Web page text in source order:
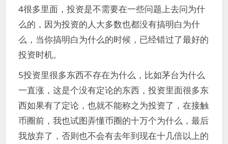
4很多里面，投资是不需要在一些问题上去问为什
么的，因为投资的人大多数也都没有搞明白为什
么，当你搞明白为什么的时候，已经错过了最好的
投资时机。
5投资里很多东西不存在为什么，比如茅台为什么
一直涨，这是个没有定论的东西，投资里面很多东
西如果有了定论，也就不能称之为投资了，在接触
币圈前，我也试图弄懂币圈的十万个为什么，最后
我放弃了，否则也不会有去年到现在十几倍以上的